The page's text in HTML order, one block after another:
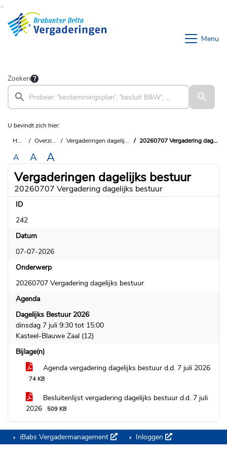
Ga naar de inhoud van deze pagina
Ga naar het zoeken
Ga naar het menu
Menu
Zoeken
U bevindt zich hier:
Home
Overzichten Vergaderingen dagelijks bestuur 20260707 Vergadering dagelijks bestuur
A A A
Vergaderingen dagelijks bestuur
20260707 Vergadering dagelijks bestuur
ID
242
Datum
07-07-2026
Onderwerp
20260707 Vergadering dagelijks bestuur
Agenda
Dagelijks Bestuur 2026
dinsdag 7 juli 9:30 tot 15:00
Kasteel-Blauwe Zaal (12)
Bijlage(n)
Agenda vergadering dagelijks bestuur d.d. 7 juli 2026
74 KB
Besluitenlijst vergadering dagelijks bestuur d.d. 7 juli
2026
509 KB
iBabs Vergadermanagement Inloggen